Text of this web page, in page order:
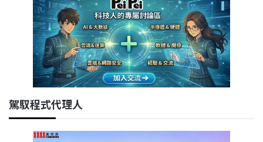
駕馭程式代理人